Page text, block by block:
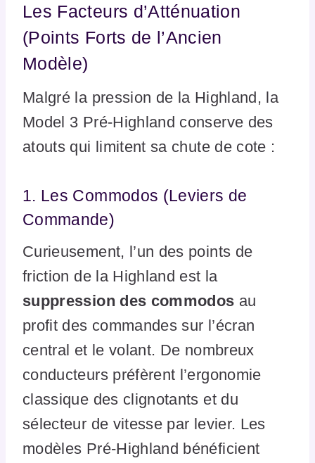
Les Facteurs d’Atténuation
(Points Forts de l’Ancien
Modèle)
Malgré la pression de la Highland, la
Model 3 Pré-Highland conserve des
atouts qui limitent sa chute de cote :
1. Les Commodos (Leviers de
Commande)
Curieusement, l’un des points de
friction de la Highland est la
suppression des commodos au
profit des commandes sur l’écran
central et le volant. De nombreux
conducteurs préfèrent l’ergonomie
classique des clignotants et du
sélecteur de vitesse par levier. Les
modèles Pré-Highland bénéficient